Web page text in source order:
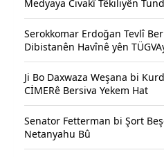
Medyaya Civakî Têkiliyên
Serokkomar Erdoğan Tevlî
Dibistanên Havînê yên
Ji Bo Daxwaza Weşana bi
CİMERê Bersiva Yekem Hat
Senator Fetterman bi Şort
Netanyahu Bû